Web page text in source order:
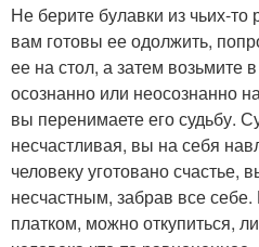
Не берите булавки из чьих-
вам готовы ее одолжить,
ее на стол, а затем возьмите
осознанно или неосознанно
вы перенимаете его судьбу.
несчастливая, вы на себя
человеку уготовано счастье,
несчастным, забрав все
платком, можно откупиться,